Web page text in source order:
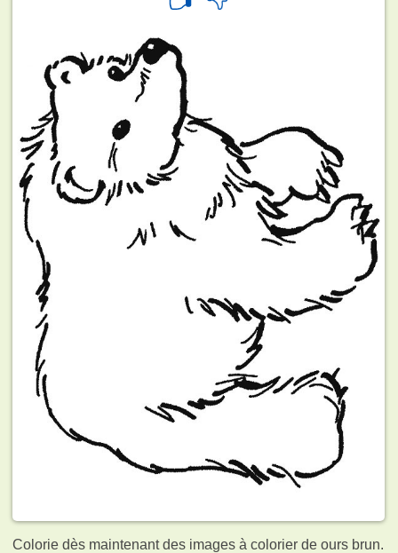
Colorie dès maintenant des images à colorier de ours brun.